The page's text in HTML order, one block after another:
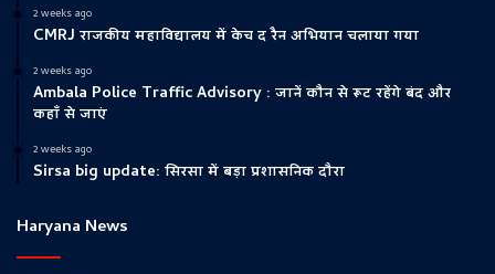
2 weeks ago
CMRJ राजकीय महाविद्यालय में केच द रैन अभियान चलाया गया
2 weeks ago
Ambala Police Traffic Advisory : जानें कौन से रूट रहेंगे बंद और
कहाँ से जाएं
2 weeks ago
Sirsa big update: सिरसा में बड़ा प्रशासनिक दौरा
Haryana News